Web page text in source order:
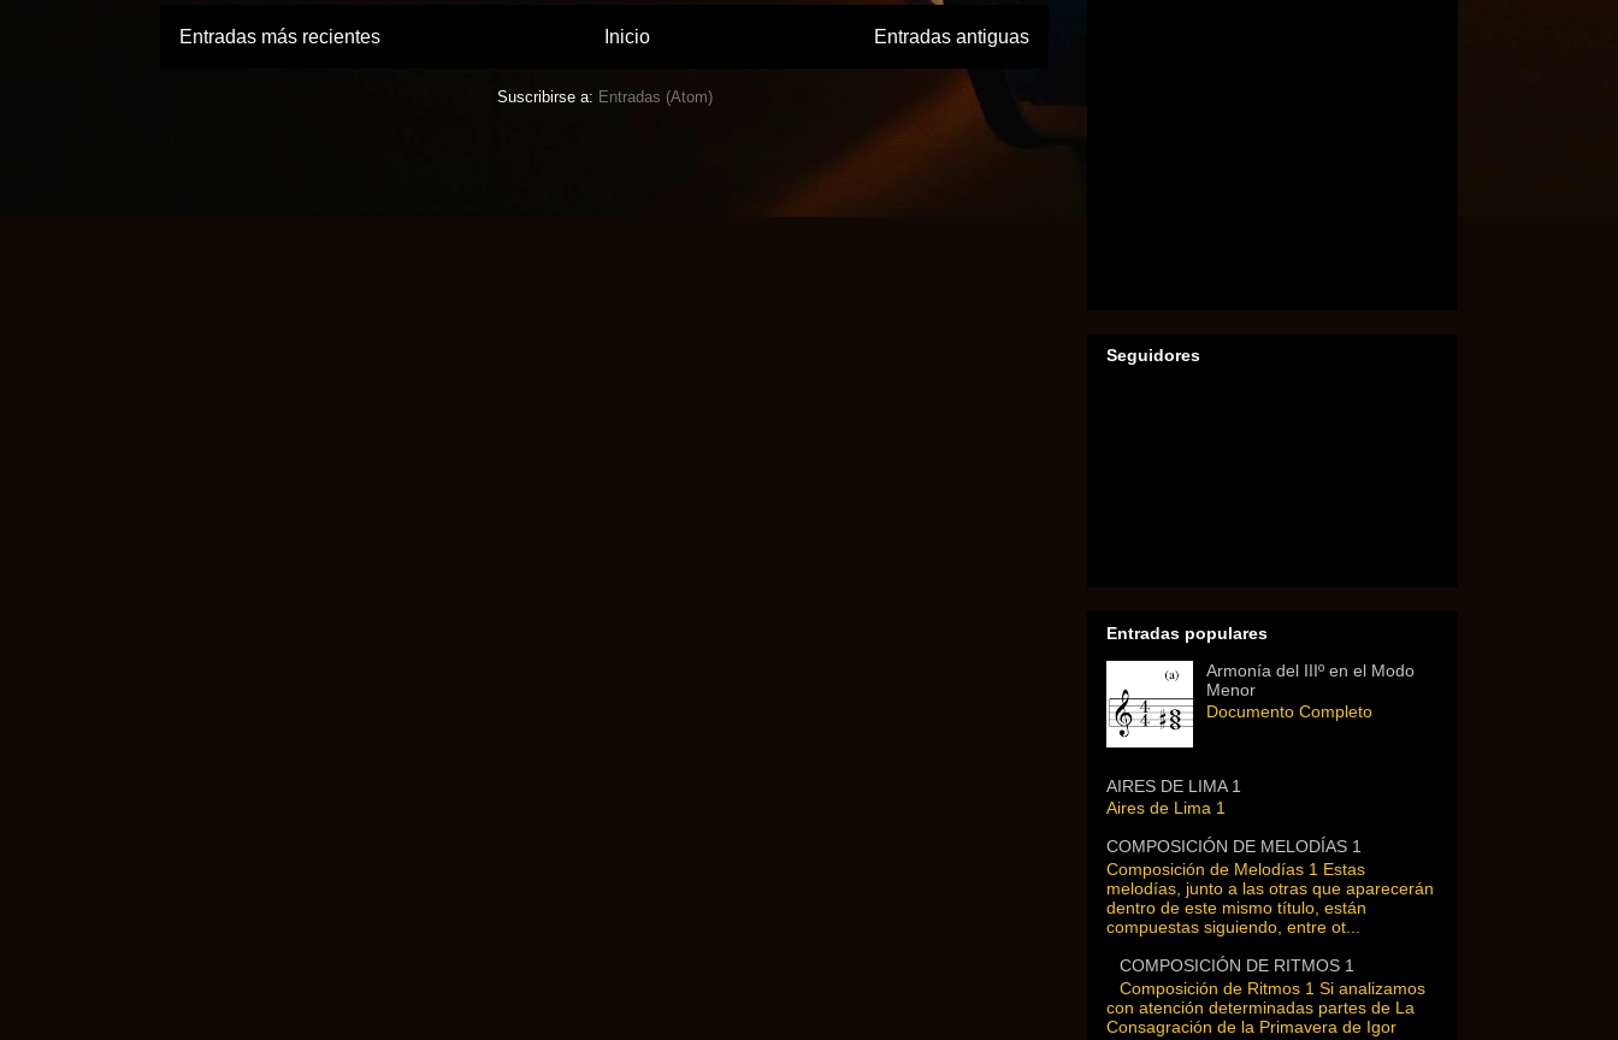
Entradas más recientes Entradas antiguas
Inicio
Suscribirse a: Entradas (Atom)
Seguidores
Entradas populares
Armonía del IIIº en el Modo
Menor
Documento Completo
AIRES DE LIMA 1
Aires de Lima 1
COMPOSICIÓN DE MELODÍAS 1
Composición de Melodías 1 Estas
melodías, junto a las otras que aparecerán
dentro de este mismo título, están
compuestas siguiendo, entre ot...
COMPOSICIÓN DE RITMOS 1
Composición de Ritmos 1 Si analizamos
con atención determinadas partes de La
Consagración de la Primavera de Igor